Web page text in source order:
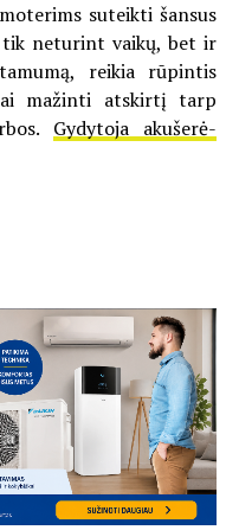
suteikti šansus
tik neturint vaikų, bet ir
reikia rūpintis
mažinti atskirtį tarp
Gydytoja akušerė-